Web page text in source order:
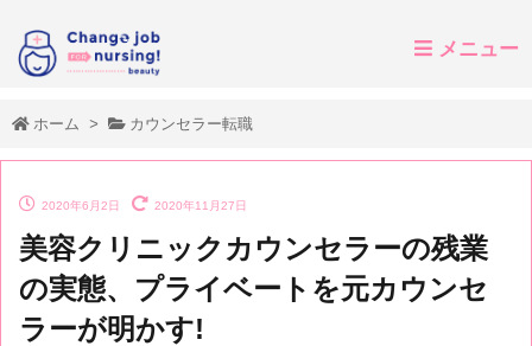
メニュー
ホーム > カウンセラー転職
2020年6月2日 2020年11月27日
美容クリニックカウンセラーの残業
の実態、プライベートを元カウンセ
ラーが明かす!